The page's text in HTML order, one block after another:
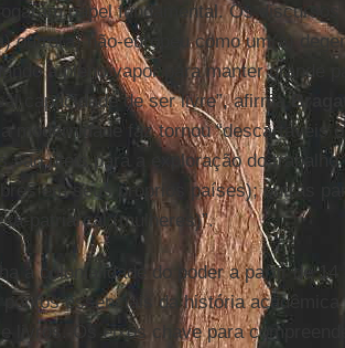
papel fundamental. Os
outro(a) não-europeu como um(a)
a pleno vapor para manter grande
capacidade de ser livre”, afirma
modernidade faz tornou “descartáveis
são úteis para a exploração do
em seus próprios países); outras
patriarcal (mulheres)”.
a colonialidade do poder a partir de
essenciais da história acadêmica
livros. Os eixos chave para